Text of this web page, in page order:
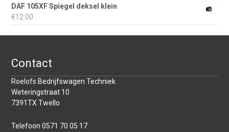
DAF 105XF Spiegel deksel klein
€12.00
Contact
Roelofs Bedrijfswagen Techniek
Weteringstraat 10
7391TX Twello
Telefoon 0571 70 05 17